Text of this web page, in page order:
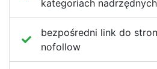
kategoriach nadrzędnych
bezpośredni link do
nofollow